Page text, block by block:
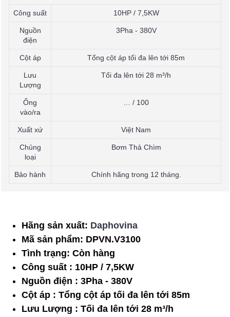
Công suất 10HP / 7,5KW
Nguồn
điện
3Pha - 380V
Cột áp Tổng cột áp tối đa lên tới 85m
Lưu
Lượng
Tối đa lên tới 28 m³/h
Ống
vào/ra
… / 100
Xuất xứ Việt Nam
Chủng
loại
Bơm Thả Chìm
Bảo hành Chính hãng trong 12 tháng.
Hãng sản xuất: Daphovina
Mã sản phẩm: DPVN.V3100
Tình trạng: Còn hàng
Công suất : 10HP / 7,5KW
Nguồn điện : 3Pha - 380V
Cột áp : Tổng cột áp tối đa lên tới 85m
Lưu Lượng : Tối đa lên tới 28 m³/h